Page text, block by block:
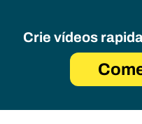
Crie vídeos